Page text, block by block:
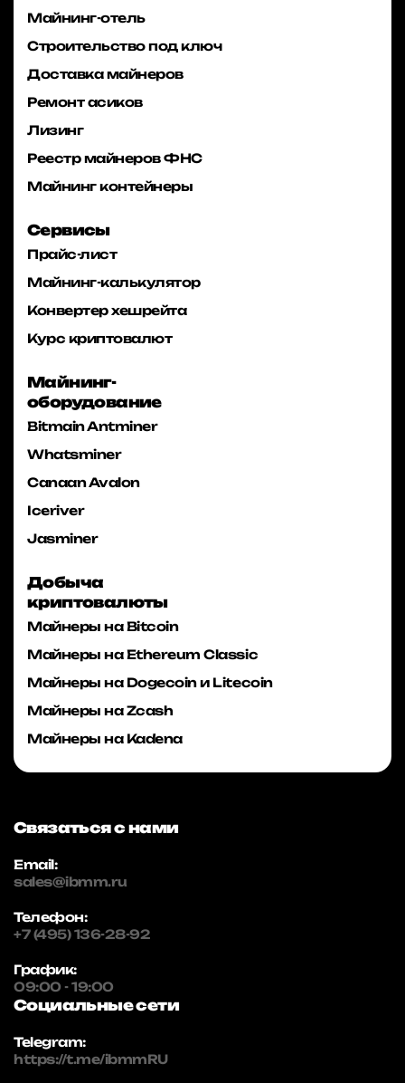
Майнинг-отель
Строительство под ключ
Доставка майнеров
Ремонт асиков
Лизинг
Реестр майнеров ФНС
Майнинг контейнеры
Сервисы
Прайс-лист
Майнинг-калькулятор
Конвертер хешрейта
Курс криптовалют
Майнинг-
оборудование
Bitmain Antminer
Whatsminer
Canaan Avalon
Iceriver
Jasminer
Добыча
криптовалюты
Майнеры на Bitcoin
Майнеры на Ethereum Classic
Майнеры на Dogecoin и Litecoin
Майнеры на Zcash
Майнеры на Kadena
Связаться с нами
Email:
sales@ibmm.ru
Телефон:
+7 (495) 136-28-92
График:
09:00 - 19:00
Социальные сети
Telegram:
https://t.me/ibmmRU